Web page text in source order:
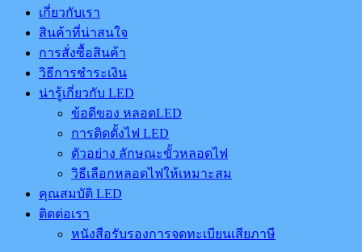
เกี่ยวกับเรา
สินค้าที่น่าสนใจ
การสั่งซื้อสินค้า
วิธีการชำระเงิน
น่ารู้เกี่ยวกับ LED
ข้อดีของ หลอดLED
การติดตั้งไฟ LED
ตัวอย่าง ลักษณะขั้วหลอดไฟ
วิธีเลือกหลอดไฟให้เหมาะสม
คุณสมบัติ LED
ติดต่อเรา
หนังสือรับรองการจดทะเบียนเสียภาษี